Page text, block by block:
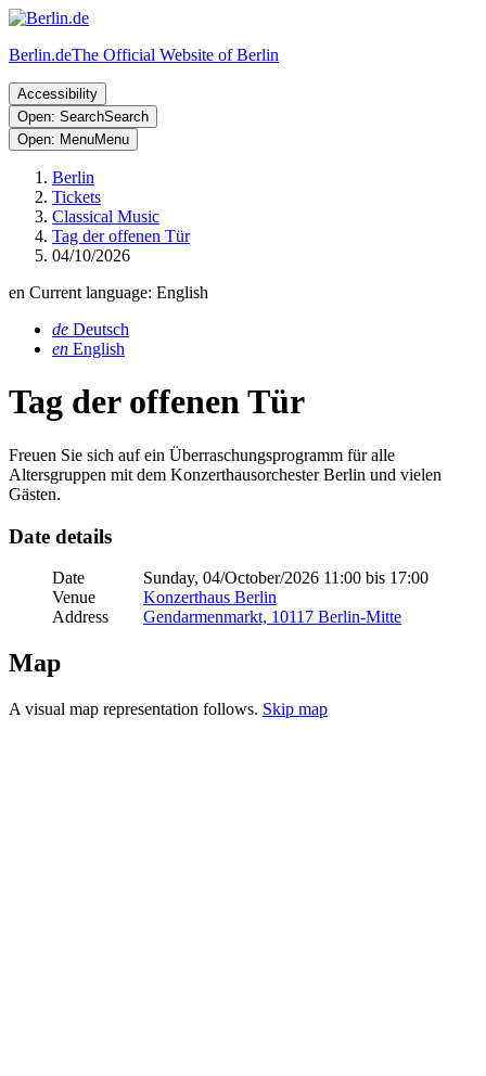
Berlin.deThe Official Website of Berlin
Accessibility
Open: SearchSearch
Open: MenuMenu
Berlin
Tickets
Classical Music
Tag der offenen Tür
04/10/2026
en Current language: English
de Deutsch
en English
Tag der offenen Tür
Freuen Sie sich auf ein Überraschungsprogramm für alle
Altersgruppen mit dem Konzerthausorchester Berlin und vielen
Gästen.
Date details
Date
Sunday, 04/October/2026 11:00 bis 17:00
Venue
Konzerthaus Berlin
Address
Gendarmenmarkt, 10117 Berlin-Mitte
Map
A visual map representation follows. Skip map